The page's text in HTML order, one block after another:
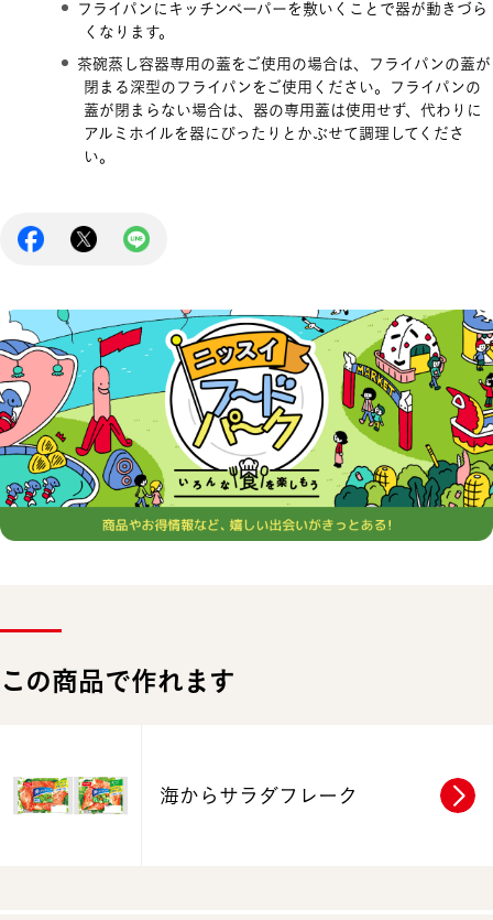
フライパンにキッチンペーパーを敷いくことで器が動きづら
くなります。
茶碗蒸し容器専用の蓋をご使用の場合は、フライパンの蓋が
閉まる深型のフライパンをご使用ください。フライパンの
蓋が閉まらない場合は、器の専用蓋は使用せず、代わりに
アルミホイルを器にぴったりとかぶせて調理してくださ
い。
この商品で作れます
海からサラダフレーク